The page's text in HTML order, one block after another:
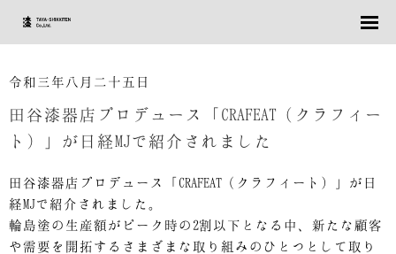
令和三年八月二十五日
田谷漆器店プロデュース「CRAFEAT（クラフィー
ト）」が日経MJで紹介されました
田谷漆器店プロデュース「CRAFEAT（クラフィート）」が日
経MJで紹介されました。
輪島塗の生産額がピーク時の2割以下となる中、新たな顧客
や需要を開拓するさまざまな取り組みのひとつとして取り